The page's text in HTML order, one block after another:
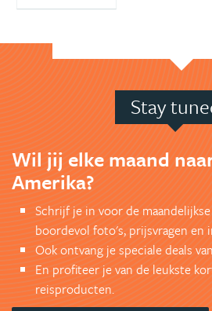
Stay
Wil jij elke maand
Amerika?
Schrijf je in voor de
boordevol foto's, prijsvragen en
Ook ontvang je speciale deals
En profiteer je van de leukste
reisproducten.